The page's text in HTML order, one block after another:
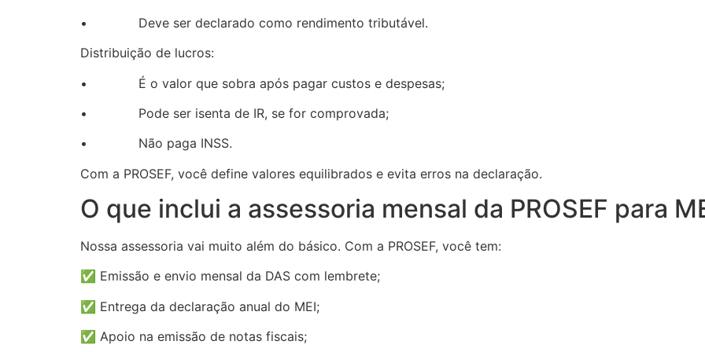
• Deve ser declarado como rendimento tributável.
Distribuição de lucros:
• É o valor que sobra após pagar custos e despesas;
• Pode ser isenta de IR, se for comprovada;
• Não paga INSS.
Com a PROSEF, você define valores equilibrados e evita erros na declaração.
O que inclui a assessoria mensal da PROSEF para
Nossa assessoria vai muito além do básico. Com a PROSEF, você tem:
✅ Emissão e envio mensal da DAS com lembrete;
✅ Entrega da declaração anual do MEI;
✅ Apoio na emissão de notas fiscais;